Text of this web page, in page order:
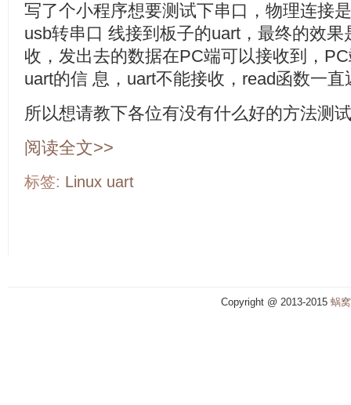
写了个小程序想要测试下串口，物理连接
usb转串口 线接到板子的uart，最终的效
收，发出去的数据在PC端可以接收到，
uart的信 息，uart不能接收，read函数一直
所以想请教下各位有没有什么好的方法测
阅读全文>>
标签: Linux uart
Copyright @ 2013-2015 蜗